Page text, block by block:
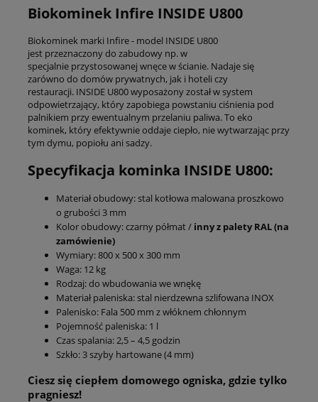
Biokominek Infire INSIDE U800
Biokominek marki Infire - model INSIDE U800
jest przeznaczony do zabudowy np. w
specjalnie przystosowanej wnęce w ścianie. Nadaje się
zarówno do domów prywatnych, jak i hoteli czy
restauracji. INSIDE U800 wyposażony został w system
odpowietrzający, który zapobiega powstaniu ciśnienia pod
palnikiem przy ewentualnym przelaniu paliwa. To eko
kominek, który efektywnie oddaje ciepło, nie wytwarzając przy
tym dymu, popiołu ani sadzy.
Specyfikacja kominka INSIDE U800:
Materiał obudowy: stal kotłowa malowana proszkowo
o grubości 3 mm
Kolor obudowy: czarny półmat / inny z palety RAL (na
zamówienie)
Wymiary: 800 x 500 x 300 mm
Waga: 12 kg
Rodzaj: do wbudowania we wnękę
Materiał paleniska: stal nierdzewna szlifowana INOX
Palenisko: Fala 500 mm z włóknem chłonnym
Pojemność paleniska: 1 l
Czas spalania: 2,5 – 4,5 godzin
Szkło: 3 szyby hartowane (4 mm)
Ciesz się ciepłem domowego ogniska, gdzie tylko
pragniesz!